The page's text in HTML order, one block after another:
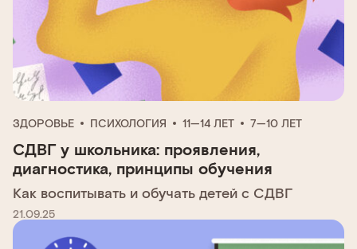
ЗДОРОВЬЕ ПСИХОЛОГИЯ 11—14 ЛЕТ 7—10 ЛЕТ
СДВГ у школьника: проявления,
диагностика, принципы обучения
Как воспитывать и обучать детей с СДВГ
21.09.25